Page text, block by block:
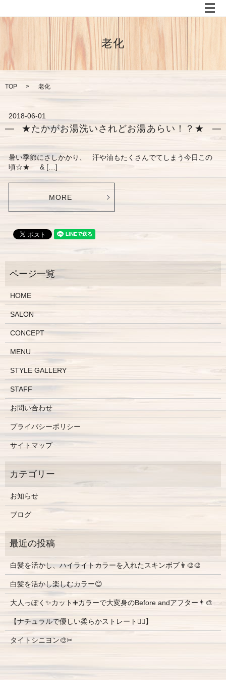
メ
老化
TOP 老化
2018-06-01
★たかがお湯洗いされどお湯あらい！？★
暑い季節にさしかかり、 汗や油もたくさんでてしまう今日この
頃☆★ & […]
MORE
HOME
SALON
CONCEPT
MENU
STYLE GALLERY
STAFF
お問い合わせ
プライバシーポリシー
サイトマップ
お知らせ
ブログ
白髪を活かし、ハイライトカラーを入れたスキンボブ👨‍🎨🎨
白髪を活かし楽しむカラー😊
大人っぽく✨カット➕カラーで大変身のBefore andアフター👨‍🎨
【ナチュラルで優しい柔らかストレート💇‍♀️】
タイトシニヨン🎨✂︎